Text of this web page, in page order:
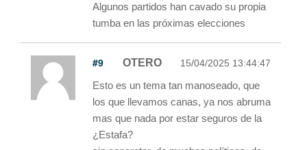
Algunos partidos han cavado su propia
tumba en las próximas elecciones
#9 OTERO 15/04/2025 13:44:47
Esto es un tema tan manoseado, que
los que llevamos canas, ya nos abruma
mas que nada por estar seguros de la
¿Estafa?